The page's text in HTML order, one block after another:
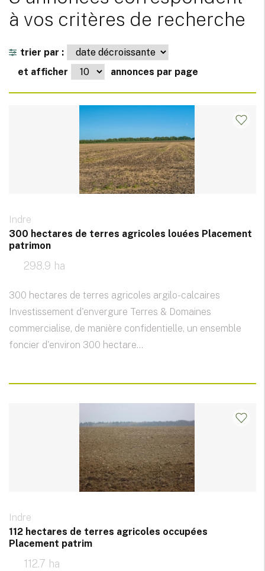
à vos critères de recherche
trier par :
et afficher
annonces par page
Indre
300 hectares de terres agricoles louées Placement
patrimon
298.9 ha
300 hectares de terres agricoles argilo-calcaires
Investissement d'envergure Terres & Domaines
commercialise, de manière confidentielle, un ensemble
foncier d'environ 300 hectare...
Indre
112 hectares de terres agricoles occupées
Placement patrim
112.7 ha